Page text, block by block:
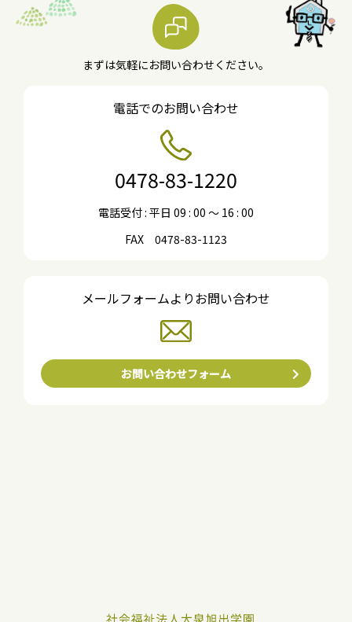
まずは気軽にお問い合わせください。
電話でのお問い合わせ
0478-83-1220
電話受付 : 平日 09 : 00 〜 16 : 00
FAX 0478-83-1123
メールフォームよりお問い合わせ
お問い合わせフォーム